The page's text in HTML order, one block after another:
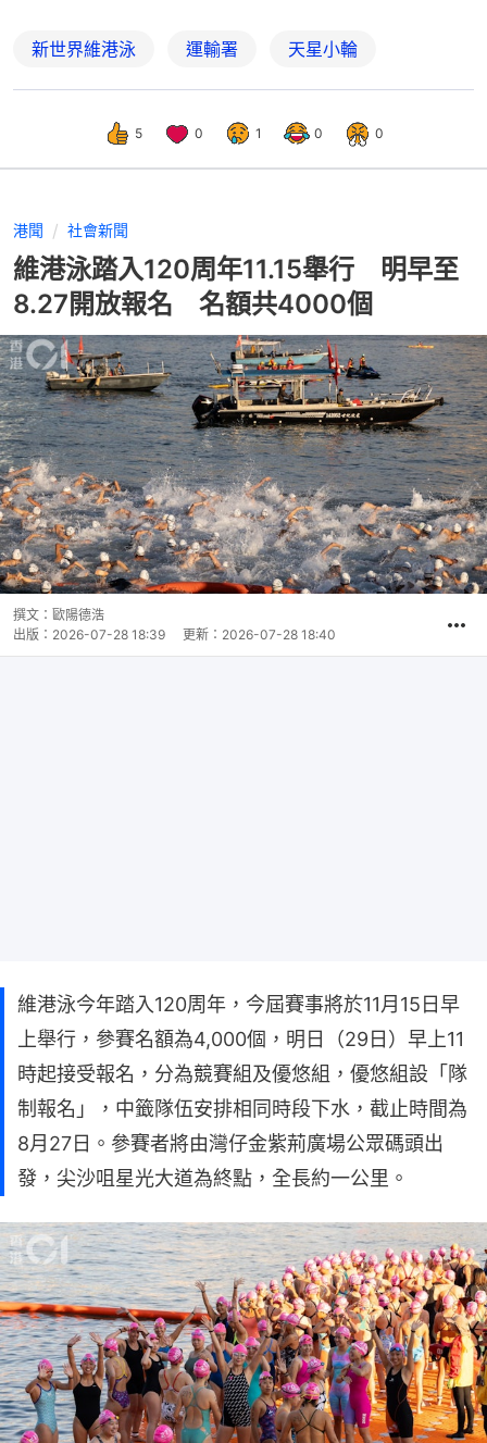
新世界維港泳 運輸署 天星小輪
5 0 1 0 0
港聞 社會新聞
維港泳踏入120周年11.15舉行 明早至
8.27開放報名 名額共4000個
撰文： 歐陽德浩
出版： 2026-07-28 18:39 更新： 2026-07-28 18:40
維港泳今年踏入120周年，今屆賽事將於11月15日早
上舉行，參賽名額為4,000個，明日（29日）早上11
時起接受報名，分為競賽組及優悠組，優悠組設「隊
制報名」，中籤隊伍安排相同時段下水，截止時間為
8月27日。參賽者將由灣仔金紫荊廣場公眾碼頭出
發，尖沙咀星光大道為終點，全長約一公里。